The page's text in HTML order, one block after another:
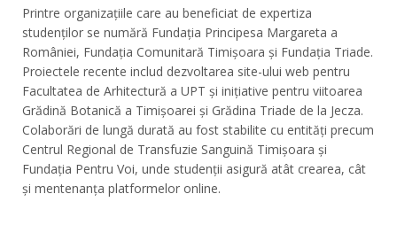
Printre organizațiile care au beneficiat de expertiza
studenților se numără Fundația Principesa Margareta a
României, Fundația Comunitară Timișoara și Fundația Triade.
Proiectele recente includ dezvoltarea site-ului web pentru
Facultatea de Arhitectură a UPT și inițiative pentru viitoarea
Grădină Botanică a Timișoarei și Grădina Triade de la Jecza.
Colaborări de lungă durată au fost stabilite cu entități precum
Centrul Regional de Transfuzie Sanguină Timișoara și
Fundația Pentru Voi, unde studenții asigură atât crearea, cât
și mentenanța platformelor online.